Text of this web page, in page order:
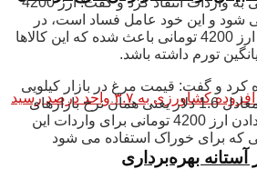
بهره‌برداری
شود و این خود عامل فساد است، در
سالهای گذشته اختصاص ارز 4200 تومانی باعث شده که این کالاها
تورم داشته باشد.
کرد و گفت: قیمت مرغ در بازار کیلویی
40 هزار تومان است که معادل 1.6 دلار یعنی همان نرخ بازارهای
جهانی است پس فلسفه دادن ارز 4200 تومانی برای واردات این
که برای خوراک استفاده می شود